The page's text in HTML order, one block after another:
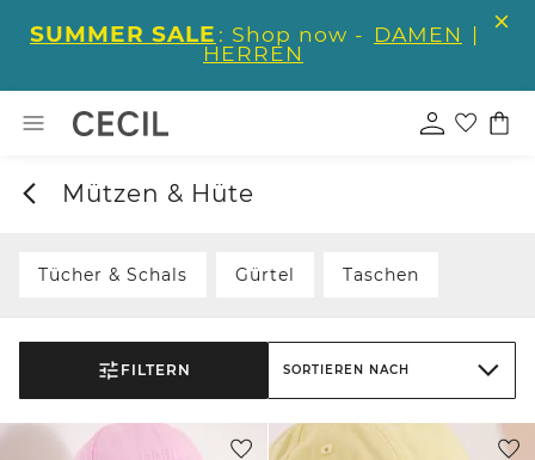
SUMMER SALE : Shop now - DAMEN |
HERREN
Mützen & Hüte
Tücher & Schals Gürtel Taschen
FILTERN SORTIEREN NACH